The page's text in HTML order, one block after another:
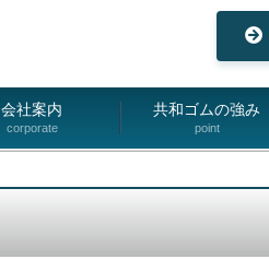
会社案内
corporate
共和ゴムの強み
point